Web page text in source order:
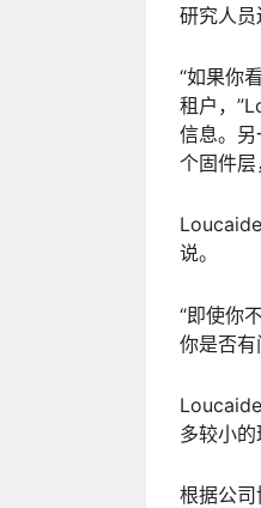
研究人
“如果你
租户，
信息。
个固件层
说。
“即使你
你是否有
多较小的
根据公